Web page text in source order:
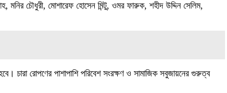
মনির চৌধুরী, মোশারেফ হোসেন মিন্টু, ওমর ফারুক, শহীদ উদ্দিন সেলিম,
চারা রোপণের পাশাপাশি পরিবেশ সংরক্ষণ ও সামাজিক সবুজায়নের গুরুত্ব